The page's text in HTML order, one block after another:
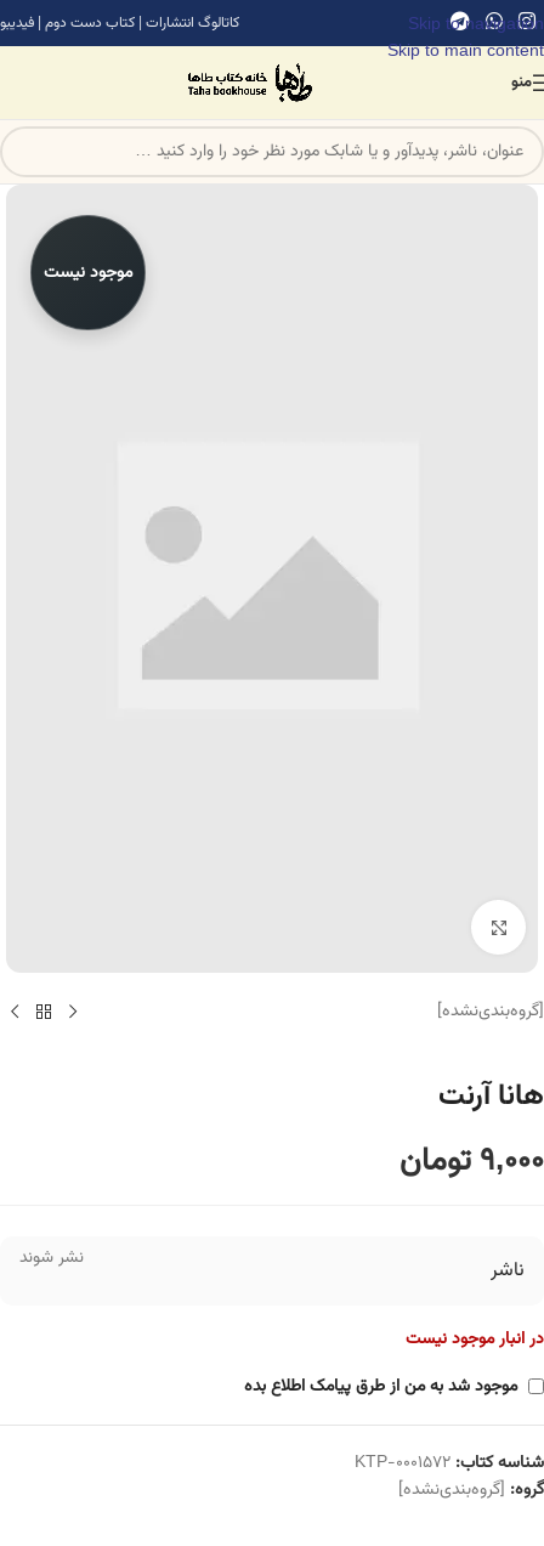
Skip to navigation
Skip to main content
کاتالوگ انتشارات | کتاب دست دوم | فیدیبو
منو
موجود نیست
برای بزرگنمایی کلیک کنید
[گروه‌بندی‌نشده]
هانا آرنت
9,000تومان
ناشر نشر شوند
در انبار موجود نیست
موجود شد به من از طرق پیامک اطلاع بده
شناسه کتاب: KTP-0001572
گروه: [گروه‌بندی‌نشده]